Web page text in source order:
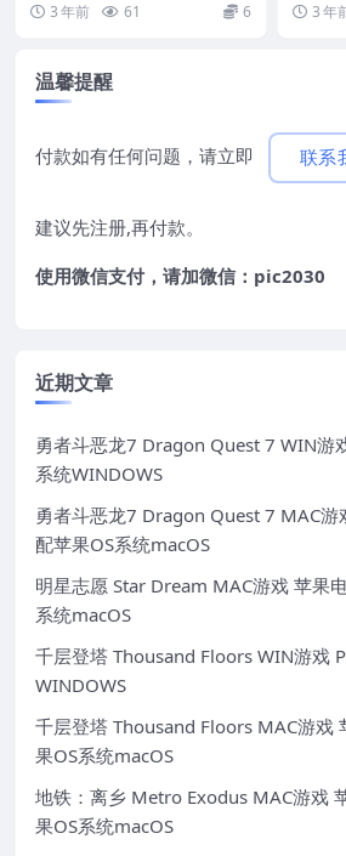
3 年前 61 6 3 年
温馨提醒
付款如有任何问题，请立即 联系
建议先注册,再付款。
使用微信支付，请加微信：pic2030
近期文章
勇者斗恶龙7 Dragon Quest 7 WIN游
系统WINDOWS
勇者斗恶龙7 Dragon Quest 7 MAC游
配苹果OS系统macOS
明星志愿 Star Dream MAC游戏 苹果
系统macOS
千层登塔 Thousand Floors WIN游戏
WINDOWS
千层登塔 Thousand Floors MAC游戏
果OS系统macOS
地铁：离乡 Metro Exodus MAC游戏
果OS系统macOS